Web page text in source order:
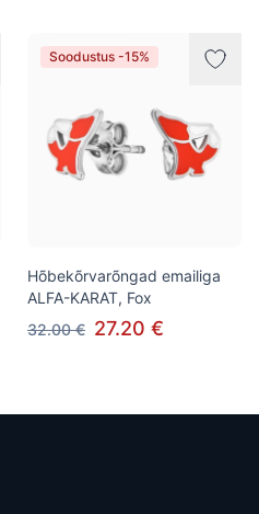
Soodustus -15%
Hõbekõrvarõngad emailiga
ALFA-KARAT, Fox
32.00 € 27.20 €